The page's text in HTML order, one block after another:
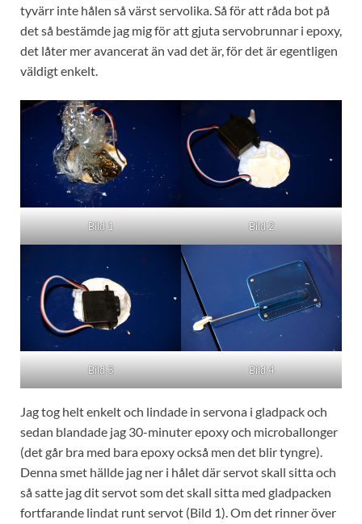
tyvärr inte hålen så värst servolika. Så för att råda bot på
det så bestämde jag mig för att gjuta servobrunnar i epoxy,
det låter mer avancerat än vad det är, för det är egentligen
väldigt enkelt.
Bild 1 Bild 2
Bild 3 Bild 4
Jag tog helt enkelt och lindade in servona i gladpack och
sedan blandade jag 30-minuter epoxy och microballonger
(det går bra med bara epoxy också men det blir tyngre).
Denna smet hällde jag ner i hålet där servot skall sitta och
så satte jag dit servot som det skall sitta med gladpacken
fortfarande lindat runt servot (Bild 1). Om det rinner över